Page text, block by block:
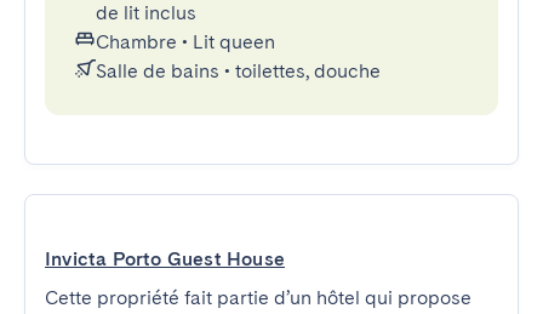
de lit inclus
Chambre • Lit queen
Salle de bains • toilettes, douche
Invicta Porto Guest House
Cette propriété fait partie d’un hôtel qui propose